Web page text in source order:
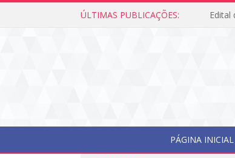
ÚLTIMAS PUBLICAÇÕES: Edital
PÁGINA INICIAL